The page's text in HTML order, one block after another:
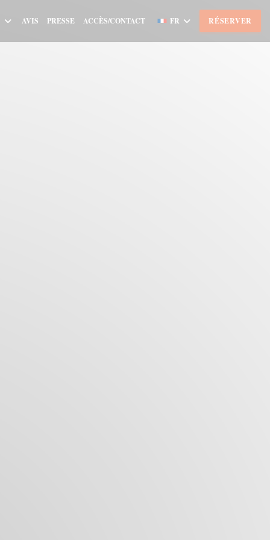
AVIS PRESSE ACCÈS/CONTACT FR RÉSERVER